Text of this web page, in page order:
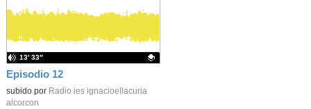
Episodio 12
Contenido educativo.
subido por Radio ies ignacioellacuria
alcorcon
13′ 33″